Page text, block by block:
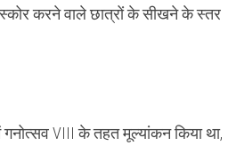
करने वाले छात्रों के सीखने के स्तर
VIII के तहत मूल्यांकन किया था,